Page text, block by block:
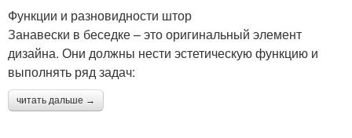
Функции и разновидности штор
Занавески в беседке – это оригинальный элемент
дизайна. Они должны нести эстетическую функцию и
выполнять ряд задач:
читать дальше →